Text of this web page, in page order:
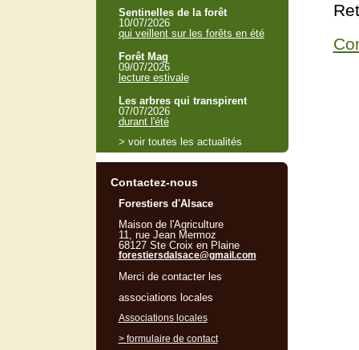
Sentinelles de la forêt
10/07/2026
qui veillent sur les forêts en été
Forêt Mag
09/07/2026
lecture estivale
Les arbres qui transpirent
07/07/2026
durant l'été
> voir toutes les actualités
Contactez-nous
Forestiers d'Alsace
Maison de l'Agriculture
11, rue Jean Mermoz
68127 Ste Croix en Plaine
forestiersdalsace@gmail.com
Merci de contacter les
associations locales
Associations locales
> formulaire de contact